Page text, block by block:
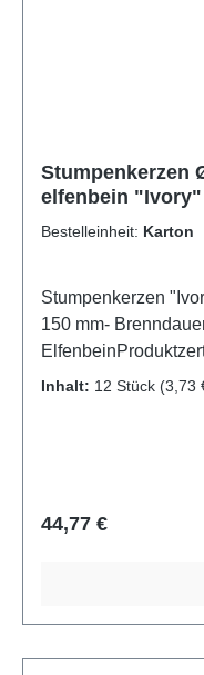
Stumpenkerzen
elfenbein
Bestelleinheit: Karton
Stumpenkerzen
150 mm-
Kerzen
Inhalt: 12 Stück (3,73
Regulärer Preis:
44,77 €